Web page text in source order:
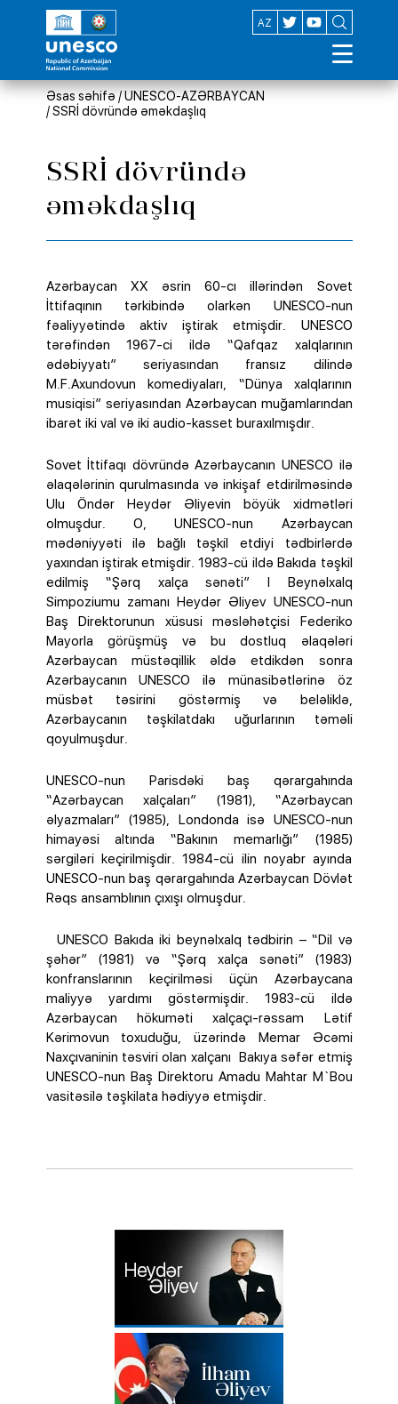
AZ
EN
Əsas səhifə /UNESCO-AZƏRBAYCAN
/SSRİ dövründə əməkdaşlıq
SSRİ dövründə
əməkdaşlıq
Azərbaycan XX əsrin 60-cı illərindən Sovet
İttifaqının tərkibində olarkən UNESCO-nun
fəaliyyətində aktiv iştirak etmişdir. UNESCO
tərəfindən 1967-ci ildə “Qafqaz xalqlarının
ədəbiyyatı” seriyasından fransız dilində
M.F.Axundovun komediyaları, “Dünya xalqlarının
musiqisi” seriyasından Azərbaycan muğamlarından
ibarət iki val və iki audio-kasset buraxılmışdır.
Sovet İttifaqı dövründə Azərbaycanın UNESCO ilə
əlaqələrinin qurulmasında və inkişaf etdirilməsində
Ulu Öndər Heydər Əliyevin böyük xidmətləri
olmuşdur. O, UNESCO-nun Azərbaycan
mədəniyyəti ilə bağlı təşkil etdiyi tədbirlərdə
yaxından iştirak etmişdir. 1983-cü ildə Bakıda təşkil
edilmiş “Şərq xalça sənəti” I Beynəlxalq
Simpoziumu zamanı Heydər Əliyev UNESCO-nun
Baş Direktorunun xüsusi məsləhətçisi Federiko
Mayorla görüşmüş və bu dostluq əlaqələri
Azərbaycan müstəqillik əldə etdikdən sonra
Azərbaycanın UNESCO ilə münasibətlərinə öz
müsbət təsirini göstərmiş və beləliklə,
Azərbaycanın təşkilatdakı uğurlarının təməli
qoyulmuşdur.
UNESCO-nun Parisdəki baş qərargahında
“Azərbaycan xalçaları” (1981), “Azərbaycan
əlyazmaları” (1985), Londonda isə UNESCO-nun
himayəsi altında “Bakının memarlığı” (1985)
sərgiləri keçirilmişdir. 1984-cü ilin noyabr ayında
UNESCO-nun baş qərargahında Azərbaycan Dövlət
Rəqs ansamblının çıxışı olmuşdur.
UNESCO Bakıda iki beynəlxalq tədbirin – “Dil və
şəhər” (1981) və “Şərq xalça sənəti” (1983)
konfranslarının keçirilməsi üçün Azərbaycana
maliyyə yardımı göstərmişdir. 1983-cü ildə
Azərbaycan hökuməti xalçaçı-rəssam Lətif
Kərimovun toxuduğu, üzərində Memar Əcəmi
Naxçıvaninin təsviri olan xalçanı Bakıya səfər etmiş
UNESCO-nun Baş Direktoru Amadu Mahtar M`Bou
vasitəsilə təşkilata hədiyyə etmişdir.